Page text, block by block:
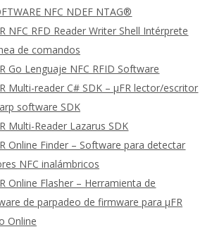
NFC NDEF NTAG®
NFC RFD Reader Writer Shell Intérprete
de comandos
Go Lenguaje NFC RFID Software
Multi-reader C# SDK – μFR lector/escritor
software SDK
Multi-Reader Lazarus SDK
Online Finder – Software para detectar
NFC inalámbricos
Online Flasher – Herramienta de
de parpadeo de firmware para μFR
Online